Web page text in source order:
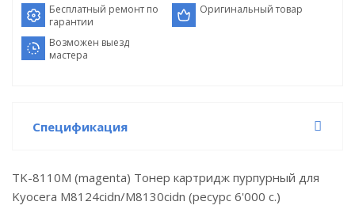
Бесплатный ремонт по
гарантии
Оригинальный товар
Возможен выезд
мастера
Спецификация
TK-8110M (magenta) Тонер картридж пурпурный для
Kyocera M8124cidn/M8130cidn (ресурс 6'000 c.)